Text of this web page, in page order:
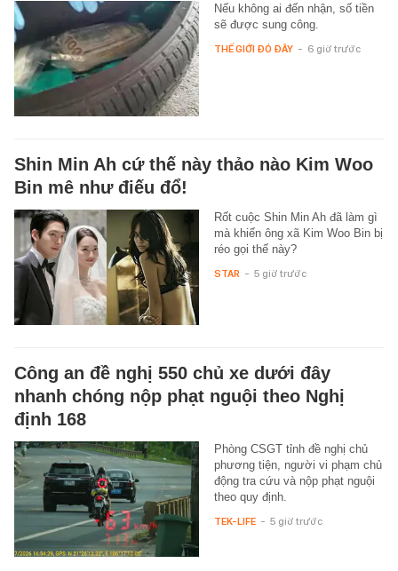
Nếu không ai đến nhận, số tiền
sẽ được sung công.
THẾ GIỚI ĐÓ ĐÂY - 6 giờ trước
Shin Min Ah cứ thế này thảo nào Kim Woo
Bin mê như điếu đổ!
Rốt cuộc Shin Min Ah đã làm gì
mà khiến ông xã Kim Woo Bin bị
réo gọi thế này?
STAR - 5 giờ trước
Công an đề nghị 550 chủ xe dưới đây
nhanh chóng nộp phạt nguội theo Nghị
định 168
Phòng CSGT tỉnh đề nghị chủ
phương tiện, người vi phạm chủ
động tra cứu và nộp phạt nguội
theo quy định.
TEK-LIFE - 5 giờ trước